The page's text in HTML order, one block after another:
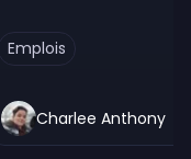
Emplois
Charlee Anthony